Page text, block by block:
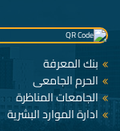
بنك المعرفة
الحرم الجامعى
الجامعات المناظرة
ادارة الموارد البشرية